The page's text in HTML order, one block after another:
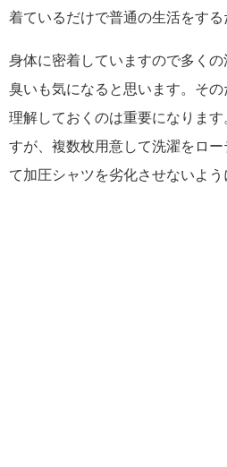
着ているだけで普通の生活をする
身体に密着していますので多くの
臭いも気になると思います。そ
理解しておくのは重要になりま
すが、複数枚用意して洗濯をロ
て加圧シャツを劣化させないよう